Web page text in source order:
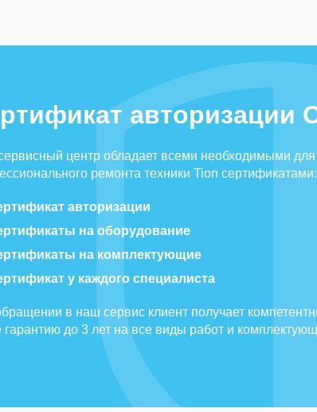
авторизации
центр обладает всеми необходимыми
ремонта техники Tion сертификатами:
авторизации
на оборудование
на комплектующие
у каждого специалиста
в наш сервис клиент получает
гарантию до 3 лет на все виды работ и